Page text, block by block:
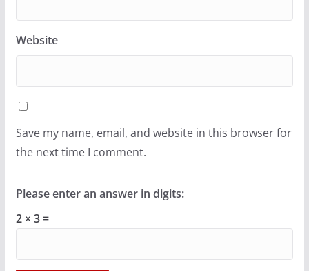
Website
Save my name, email, and website in this browser for
the next time I comment.
Please enter an answer in digits:
2 × 3 =